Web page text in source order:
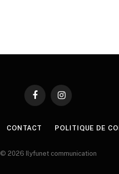
FacebookInstagram
CONTACT POLITIQUE DE
© 2026 Ilyfunet communication